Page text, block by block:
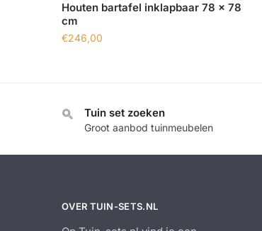
Houten bartafel inklapbaar 78 x 78
cm
€246,00
Tuin set zoeken
Groot aanbod tuinmeubelen
OVER TUIN-SETS.NL